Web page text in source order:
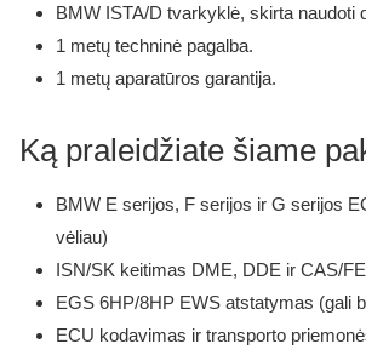
BMW ISTA/D tvarkyklė, skirta naudoti
1 metų techninė pagalba.
1 metų aparatūros garantija.
Ką praleidžiate šiame
BMW E serijos, F serijos ir G serijos
vėliau)
ISN/SK keitimas DME, DDE ir CAS/
EGS 6HP/8HP EWS atstatymas (gali
ECU kodavimas ir transporto